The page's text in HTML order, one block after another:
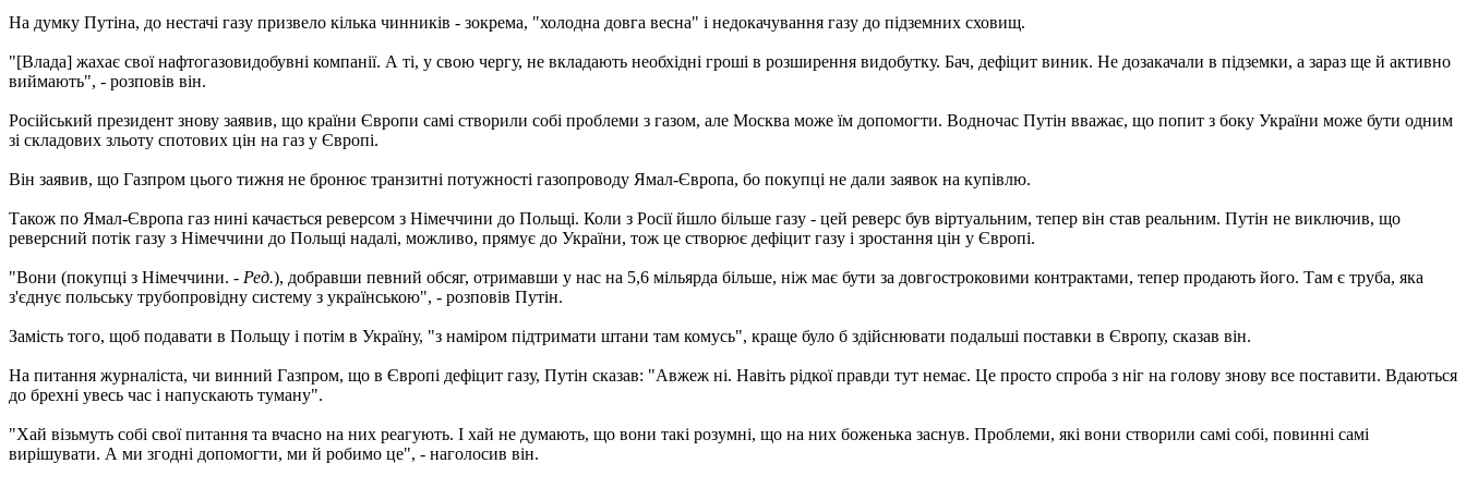
На думку Путіна, до нестачі газу призвело кілька чинників - зокрема, "холодна довга весна" і недокачування газу до підземних сховищ.
"[Влада] жахає свої нафтогазовидобувні компанії. А ті, у свою чергу, не вкладають необхідні гроші в розширення видобутку. Бач, дефіцит виник. Не дозакачали в підземки, а зараз ще й активно
виймають", - розповів він.
Російський президент знову заявив, що країни Європи самі створили собі проблеми з газом, але Москва може їм допомогти. Водночас Путін вважає, що попит з боку України може бути одним
зі складових зльоту спотових цін на газ у Європі.
Він заявив, що Газпром цього тижня не бронює транзитні потужності газопроводу Ямал-Європа, бо покупці не дали заявок на купівлю.
Також по Ямал-Європа газ нині качається реверсом з Німеччини до Польщі. Коли з Росії йшло більше газу - цей реверс був віртуальним, тепер він став реальним. Путін не виключив, що
реверсний потік газу з Німеччини до Польщі надалі, можливо, прямує до України, тож це створює дефіцит газу і зростання цін у Європі.
"Вони (покупці з Німеччини. - Ред.), добравши певний обсяг, отримавши у нас на 5,6 мільярда більше, ніж має бути за довгостроковими контрактами, тепер продають його. Там є труба, яка
з'єднує польську трубопровідну систему з українською", - розповів Путін.
Замість того, щоб подавати в Польщу і потім в Україну, "з наміром підтримати штани там комусь", краще було б здійснювати подальші поставки в Європу, сказав він.
На питання журналіста, чи винний Газпром, що в Європі дефіцит газу, Путін сказав: "Авжеж ні. Навіть рідкої правди тут немає. Це просто спроба з ніг на голову знову все поставити. Вдаються
до брехні увесь час і напускають туману".
"Хай візьмуть собі свої питання та вчасно на них реагують. І хай не думають, що вони такі розумні, що на них боженька заснув. Проблеми, які вони створили самі собі, повинні самі
вирішувати. А ми згодні допомогти, ми й робимо це", - наголосив він.